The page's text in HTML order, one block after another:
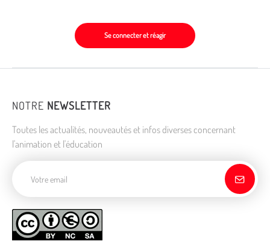
Se connecter et réagir
NOTRE NEWSLETTER
Toutes les actualités, nouveautés et infos diverses concernant
l'animation et l'éducation